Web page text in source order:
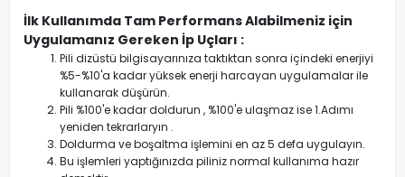
İlk Kullanımda Tam Performans Alabilmeniz için
Uygulamanız Gereken İp Uçları :
Pili dizüstü bilgisayarınıza taktıktan sonra içindeki enerjiyi
%5-%10'a kadar yüksek enerji harcayan uygulamalar ile
kullanarak düşürün.
Pili %100'e kadar doldurun , %100'e ulaşmaz ise 1.Adımı
yeniden tekrarlaryın .
Doldurma ve boşaltma işlemini en az 5 defa uygulayın.
Bu işlemleri yaptığınızda piliniz normal kullanıma hazır